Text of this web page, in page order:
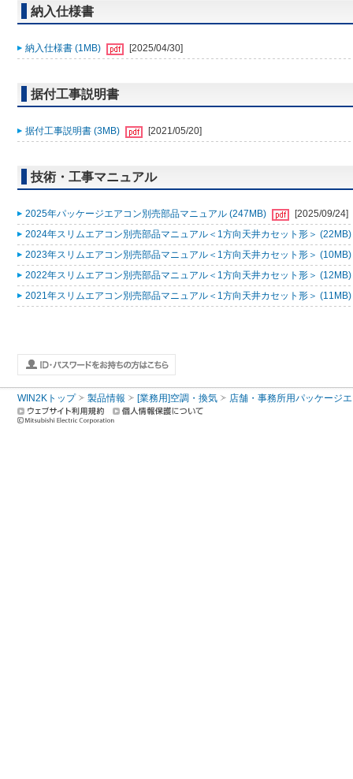
納入仕様書
納入仕様書 (1MB) [2025/04/30]
据付工事説明書
据付工事説明書 (3MB) [2021/05/20]
技術・工事マニュアル
2025年パッケージエアコン別売部品マニュアル (247MB)
[2025/09/24]
2024年スリムエアコン別売部品マニュアル＜1方向天井カセット形＞ (22MB)
2023年スリムエアコン別売部品マニュアル＜1方向天井カセット形＞ (10MB)
2022年スリムエアコン別売部品マニュアル＜1方向天井カセット形＞ (12MB)
2021年スリムエアコン別売部品マニュアル＜1方向天井カセット形＞ (11MB)
WIN2Kトップ 製品情報 [業務用]空調・換気 店舗・事務所用パッケージ